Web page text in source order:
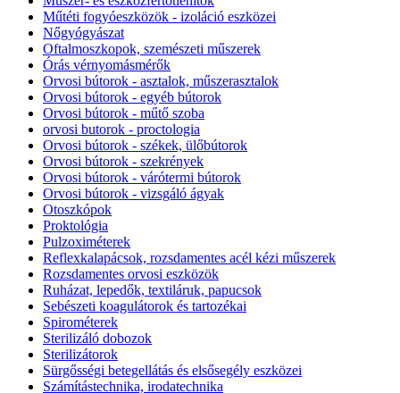
Műtéti fogyóeszközök - izoláció eszközei
Nőgyógyászat
Oftalmoszkopok, szemészeti műszerek
Órás vérnyomásmérők
Orvosi bútorok - asztalok, műszerasztalok
Orvosi bútorok - egyéb bútorok
Orvosi bútorok - műtő szoba
orvosi butorok - proctologia
Orvosi bútorok - székek, ülőbútorok
Orvosi bútorok - szekrények
Orvosi bútorok - várótermi bútorok
Orvosi bútorok - vizsgáló ágyak
Otoszkópok
Proktológia
Pulzoximéterek
Reflexkalapácsok, rozsdamentes acél kézi műszerek
Rozsdamentes orvosi eszközök
Ruházat, lepedők, textiláruk, papucsok
Sebészeti koagulátorok és tartozékai
Spirométerek
Sterilizáló dobozok
Sterilizátorok
Sürgősségi betegellátás és elsősegély eszközei
Számítástechnika, irodatechnika